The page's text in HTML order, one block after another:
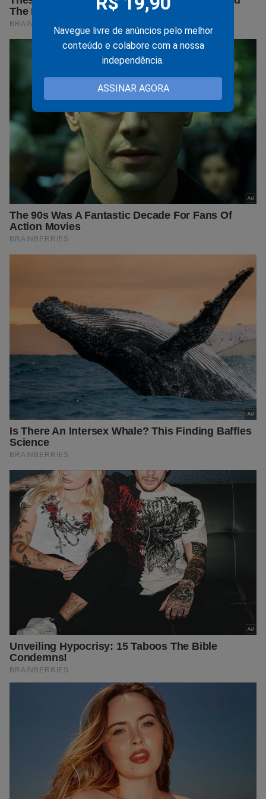
Navegue livre de anúncios pelo melhor
conteúdo e colabore com a nossa
independência.
ASSINAR AGORA